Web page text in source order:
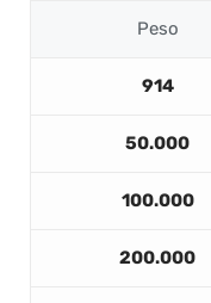
Peso
914
50.000
100.000
200.000